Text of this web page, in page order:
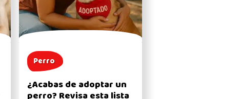
Perro
¿Acabas de adoptar un